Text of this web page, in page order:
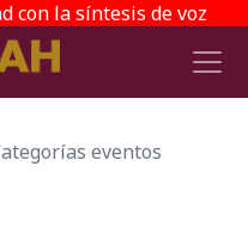
con la síntesis de voz
eventos